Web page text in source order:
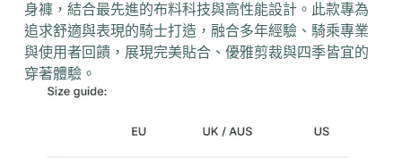
身褲，結合最先進的布料科技與高性能設計。此款專為
追求舒適與表現的騎士打造，融合多年經驗、騎乘專業
與使用者回饋，展現完美貼合、優雅剪裁與四季皆宜的
穿著體驗。